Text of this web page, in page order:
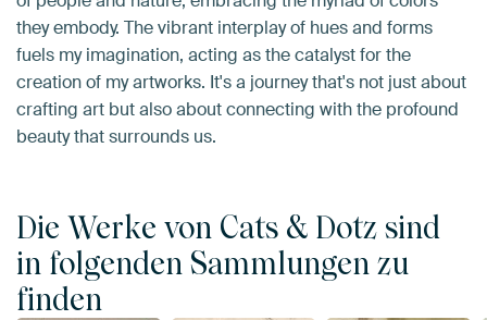
they embody. The vibrant interplay of hues and forms
fuels my imagination, acting as the catalyst for the
creation of my artworks. It's a journey that's not just about
crafting art but also about connecting with the profound
beauty that surrounds us.
Die Werke von Cats & Dotz sind
in folgenden Sammlungen zu
finden